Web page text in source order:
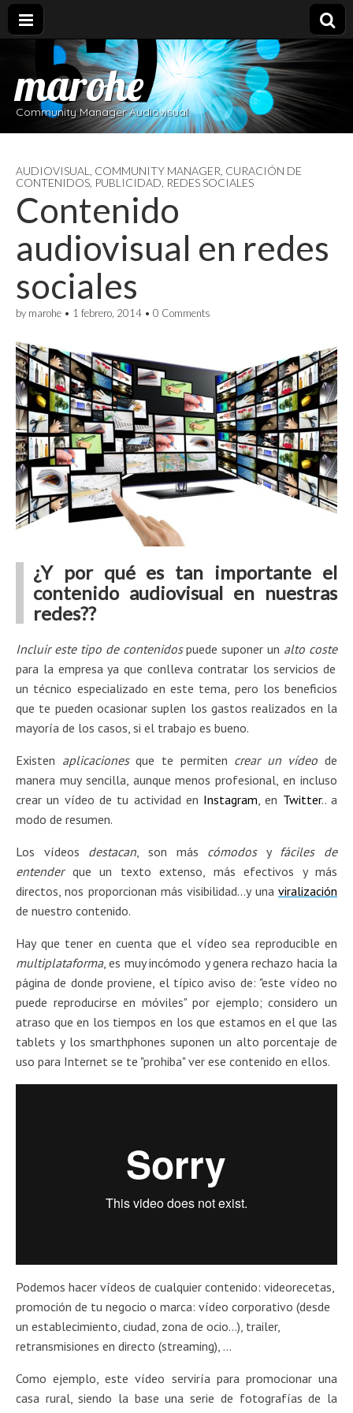
marohe
Community Manager Audiovisual
AUDIOVISUAL COMMUNITY MANAGER CURACIÓN DE
CONTENIDOS PUBLICIDAD REDES SOCIALES
Contenido
audiovisual en redes
sociales
by marohe • 1 febrero, 2014 • 0 Comments
¿Y por qué es tan importante el
contenido audiovisual en nuestras
redes??
Incluir este tipo de contenidospuede suponer un alto coste
para la empresa ya que conlleva contratar los servicios de
un técnico especializado en este tema, pero los beneficios
que te pueden ocasionar suplen los gastos realizados en la
mayoría de los casos, si el trabajo es bueno.
Existen aplicacionesque te permiten crear un vídeo de
manera muy sencilla, aunque menos profesional, en incluso
crear un vídeo de tu actividad en Instagram , en Twitter.. a
modo de resumen.
Los vídeos destacan , son más cómodosy fáciles de
entenderque un texto extenso, más efectivos y más
directos, nos proporcionan más visibilidad…y una viralización
de nuestro contenido.
Hay que tener en cuenta que el vídeo sea reproducible en
multiplataforma, es muy incómodo y genera rechazo hacia la
página de donde proviene, el típico aviso de: "este vídeo no
puede reproducirse en móviles" por ejemplo; considero un
atraso que en los tiempos en los que estamos en el que las
tablets y los smarthphones suponen un alto porcentaje de
uso para Internet se te "prohiba" ver ese contenido en ellos.
Podemos hacer vídeos de cualquier contenido: videorecetas,
promoción de tu negocio o marca: vídeo corporativo (desde
un establecimiento, ciudad, zona de ocio…), trailer,
retransmisiones en directo (streaming), …
Como ejemplo, este vídeo serviría para promocionar una
casa rural, siendo la base una serie de fotografías de la